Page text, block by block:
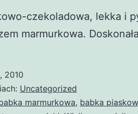
czekoladowa, lekka i
marmurkowa.
2010
Uncategorized
marmurkowa, babka